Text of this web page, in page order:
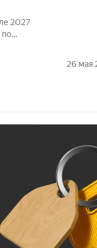
2027
по
26 мая